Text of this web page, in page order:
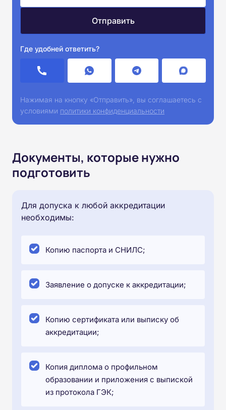
Где удобней ответить?
Нажимая на кнопку «Отправить», вы соглашаетесь с
условиями политики конфиденциальности
Документы, которые нужно
подготовить
Для допуска к любой аккредитации
необходимы:
Копию паспорта и СНИЛС;
Заявление о допуске к аккредитации;
Копию сертификата или выписку об
аккредитации;
Копия диплома о профильном
образовании и приложения с выпиской
из протокола ГЭК;